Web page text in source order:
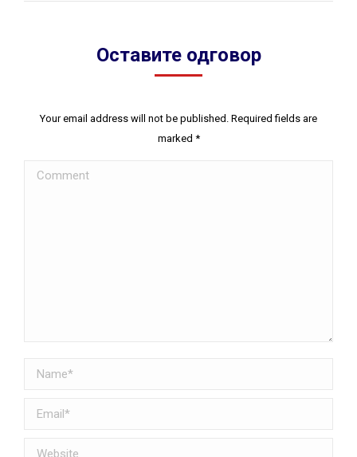
Оставите одговор
Your email address will not be published. Required fields are
marked *
Comment
Name *
Email *
Website